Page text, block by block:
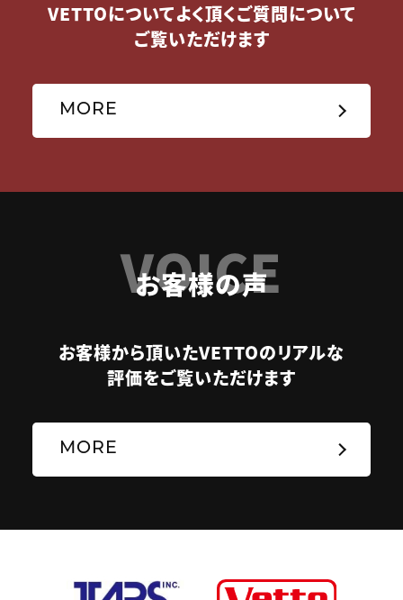
VETTOについてよく頂くご質問について
ご覧いただけます
MORE
VOICE
お客様の声
お客様から頂いたVETTOのリアルな
評価をご覧いただけます
MORE